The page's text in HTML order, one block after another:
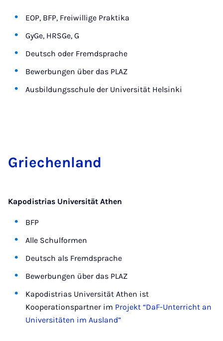
EOP, BFP, Freiwillige Praktika
GyGe, HRSGe, G
Deutsch oder Fremdsprache
Bewerbungen über das PLAZ
Ausbildungsschule der Universität Helsinki
Grie­chen­land
Kapodistrias Universität Athen
BFP
Alle Schulformen
Deutsch als Fremdsprache
Bewerbungen über das PLAZ
Kapodistrias Universität Athen ist
Kooperationspartner im Projekt “DaF-Unterricht an
Universitäten im Ausland”